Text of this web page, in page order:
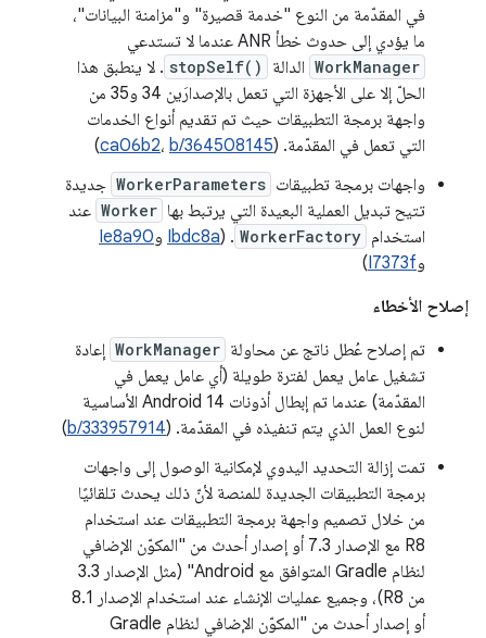
في المقدّمة من النوع "خدمة قصيرة" و"مزامنة البيانات"،
ما يؤدي إلى حدوث خطأ ANR عندما لا تستدعي
WorkManager الدالة stopSelf() . لا ينطبق هذا
الحلّ إلا على الأجهزة التي تعمل بالإصدارَين 34 و35 من
واجهة برمجة التطبيقات حيث تم تقديم أنواع الخدمات
التي تعمل في المقدّمة. (
ca06b2، b/364508145
)
واجهات برمجة تطبيقات WorkerParameters جديدة
تتيح تبديل العملية البعيدة التي يرتبط بها Worker عند
استخدام WorkerFactory
. (
Ibdc8a وIe8a90
وI7373f
)
إصلاح الأخطاء
تم إصلاح عُطل ناتج عن محاولة WorkManager إعادة
تشغيل عامل يعمل لفترة طويلة (أي عامل يعمل في
المقدّمة) عندما تم إبطال أذونات Android 14 الأساسية
لنوع العمل الذي يتم تنفيذه في المقدّمة. (b/333957914
)
تمت إزالة التحديد اليدوي لإمكانية الوصول إلى واجهات
برمجة التطبيقات الجديدة للمنصة لأنّ ذلك يحدث تلقائيًا
من خلال تصميم واجهة برمجة التطبيقات عند استخدام
R8 مع الإصدار 7.3 أو إصدار أحدث من "المكوّن الإضافي
لنظام Gradle المتوافق مع Android" (مثل الإصدار 3.3
من R8)، وجميع عمليات الإنشاء عند استخدام الإصدار 8.1
أو إصدار أحدث من "المكوّن الإضافي لنظام Gradle